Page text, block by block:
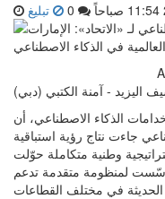
تبليغ
الذكاء الاصطناعي، أن
جاءت نتاج رؤية استباقية
وطنية متكاملة حوّلت
لمنظومة متقدمة تدعم